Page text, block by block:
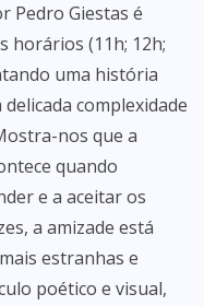
Pedro Giestas é
horários (11h; 12h;
uma história
complexidade
nos que a
quando
e a aceitar os
a amizade está
estranhas e
poético e visual,